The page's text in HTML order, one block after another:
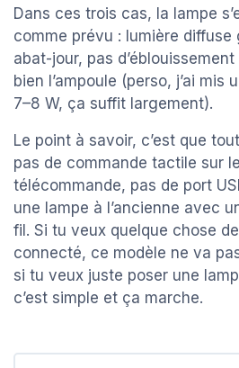
Dans ces trois cas, la lampe
comme prévu : lumière diffuse
abat-jour, pas
bien l’ampoule (perso, j’ai mis
7–8 W, ça suffit largement).
Le point à savoir, c’est que
pas de commande tactile sur
télécommande, pas de port
une lampe à l’ancienne avec
fil. Si tu veux quelque chose
connecté, ce modèle ne va
si tu veux juste poser une
c’est simple et ça marche.